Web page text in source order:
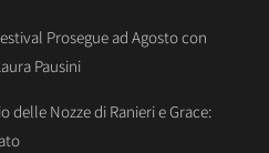
Prosegue ad Agosto con
Pausini
delle Nozze di Ranieri e Grace: